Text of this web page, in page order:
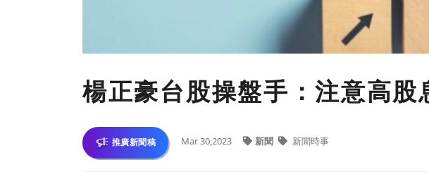
楊正豪台股操盤手：注意高股
推廣新聞稿 Mar 30,2023 新聞 新聞時事